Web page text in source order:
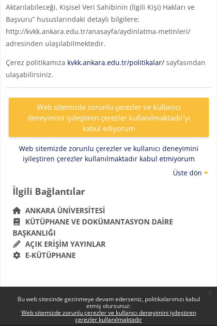
Bu web sitesinde gezinmeye devam ederseniz, politikalarımızı kabul
etmiş olursunuz:
Web sitemizde zorunlu çerezler ve kullanıcı deneyimini iyileştiren
çerezler kullanılmaktadır
Aktarılabileceği, Kişisel Veri Sahibinin (İlgili Kişi) Hakları ve
Başvuru” hususlarındaki detaylı bilgilere;
http://kvkk.ankara.edu.tr/anasayfa/aydinlatma-metinleri/
adresinden ulaşılabilmektedir.
Çerez politikamıza kvkk.ankara.edu.tr/politikalar/sayfasından
ulaşabilirsiniz.
Web sitemizde zorunlu çerezler ve kullanıcı
deneyimini iyileştiren çerezler kullanılmaktadır'yı
kabul ediyorum
Web sitemizde zorunlu çerezler ve kullanıcı deneyimini
iyileştiren çerezler kullanılmaktadır kabul etmiyorum
Üste dön
Bloklar
İlgili Bağlantılar 'yı atla
İlgili Bağlantılar
ANKARA ÜNIVERSITESI
KÜTÜPHANE VE DOKÜMANTASYON DAIRE
BAŞKANLIĞI
AÇIK ERIŞIM YAYINLAR
E-KÜTÜPHANE